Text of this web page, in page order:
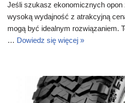
Jeśli szukasz ekonomicznych opon
wysoką wydajność z atrakcyjną
mogą być idealnym rozwiązaniem.
… Dowiedz się więcej »